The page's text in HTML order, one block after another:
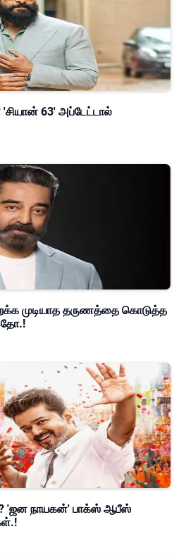
'சியான் 63' அப்டேட்டால்
முடியாத தருணத்தை கொடுத்த
'ஜன நாயகன்' பாக்ஸ் ஆபீஸ்